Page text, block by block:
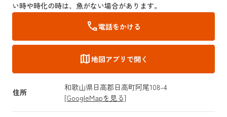
い時や時化の時は、魚がない場合があります。
call電話をかける
map地図アプリで開く
住所
和歌山県日高郡日高町阿尾108-4
[GoogleMapを見る]